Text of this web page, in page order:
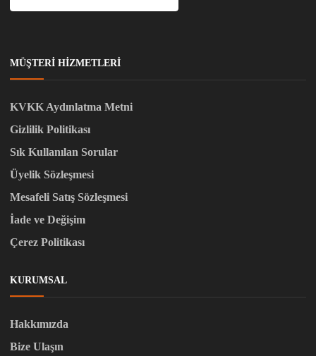
MÜŞTERI HIZMETLERI
KVKK Aydınlatma Metni
Gizlilik Politikası
Sık Kullanılan Sorular
Üyelik Sözleşmesi
Mesafeli Satış Sözleşmesi
İade ve Değişim
Çerez Politikası
KURUMSAL
Hakkımızda
Bize Ulaşın